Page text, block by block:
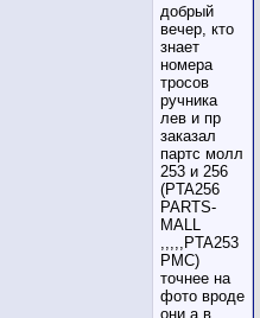
добрый
вечер, кто
знает
номера
тросов
ручника
лев и пр
заказал
партс молл
253 и 256
(PTA256
PARTS-
MALL
,,,,,PTA253
PMC)
точнее на
фото вроде
они а в